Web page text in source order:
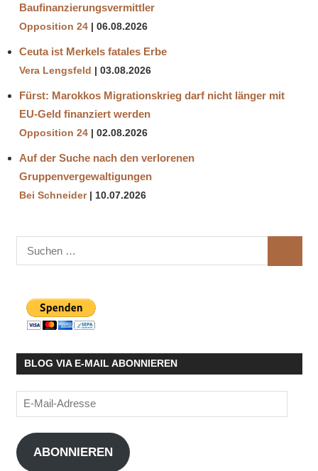
Baufinanzierungsvermittler
Opposition 24 06.08.2026
Ceuta ist Merkels fatales Erbe
Vera Lengsfeld 03.08.2026
Fürst: Marokkos Migrationskrieg darf nicht länger mit
EU-Geld finanziert werden
Opposition 24 02.08.2026
Auf der Suche nach den verlorenen
Gruppenvergewaltigungen
Bei Schneider 10.07.2026
Suchen
nach:
BLOG VIA E-MAIL ABONNIEREN
E-
Mail-
Adresse
ABONNIEREN